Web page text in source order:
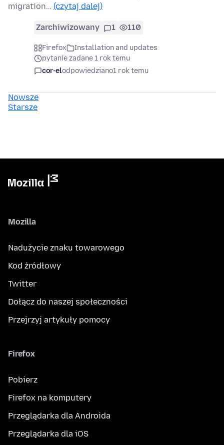
migration… (czytaj dalej)
Zarchiwizowany 1 110
Firefox
Installation and updates
pytanie zadane 1 rok temu
cor-elodpowiedziano1 rok temu
Nowsze
Starsze
Mozilla
Nadużycie znaku towarowego
Kod źródłowy
Twitter
Dołącz do naszej społeczności
Przejrzyj artykuły pomocy
Firefox
Pobierz
Firefox na komputery
Przeglądarka dla Androida
Przeglądarka dla iOS